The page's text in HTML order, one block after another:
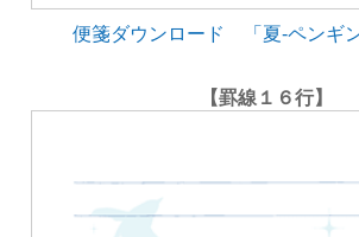
便箋ダウンロード 「夏-ペンギン
【罫線１６行】